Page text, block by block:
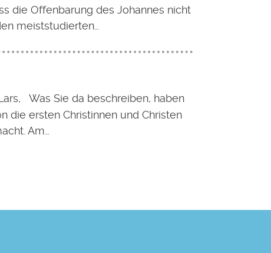
die Offenbarung des Johannes nicht
meiststudierten…
Was Sie da beschreiben, haben
die ersten Christinnen und Christen
Am…